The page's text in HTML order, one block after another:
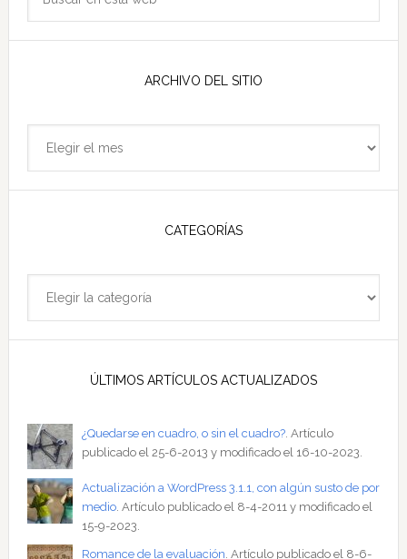
ARCHIVO DEL SITIO
CATEGORÍAS
ÚLTIMOS ARTÍCULOS ACTUALIZADOS
¿Quedarse en cuadro, o sin el cuadro?. Artículo
publicado el 25-6-2013 y modificado el 16-10-2023.
Actualización a WordPress 3.1.1, con algún susto de por
medio. Artículo publicado el 8-4-2011 y modificado el
15-9-2023.
Romance de la evaluación . Artículo publicado el 8-6-